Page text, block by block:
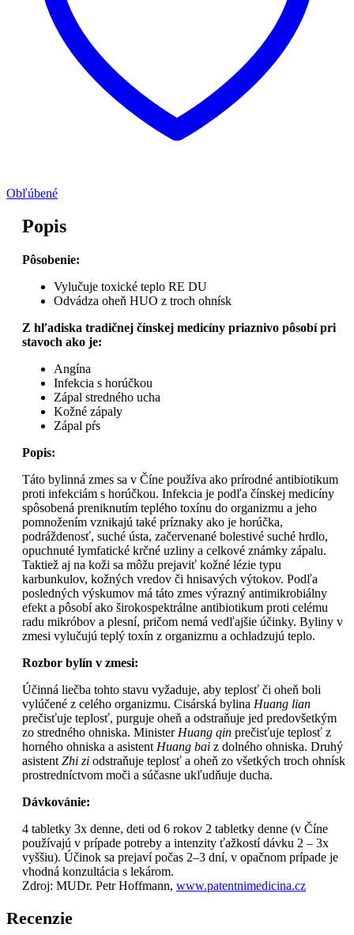
Obľúbené
Popis
Pôsobenie:
Vylučuje toxické teplo RE DU
Odvádza oheň HUO z troch ohnísk
Z hľadiska tradičnej čínskej medicíny priaznivo pôsobí pri
stavoch ako je:
Angína
Infekcia s horúčkou
Zápal stredného ucha
Kožné zápaly
Zápal pŕs
Popis:
Táto bylinná zmes sa v Číne používa ako prírodné antibiotikum
proti infekciám s horúčkou. Infekcia je podľa čínskej medicíny
spôsobená preniknutím teplého toxínu do organizmu a jeho
pomnožením vznikajú také príznaky ako je horúčka,
podráždenosť, suché ústa, začervenané bolestivé suché hrdlo,
opuchnuté lymfatické krčné uzliny a celkové známky zápalu.
Taktiež aj na koži sa môžu prejaviť kožné lézie typu
karbunkulov, kožných vredov či hnisavých výtokov. Podľa
posledných výskumov má táto zmes výrazný antimikrobiálny
efekt a pôsobí ako širokospektrálne antibiotikum proti celému
radu mikróbov a plesní, pričom nemá vedľajšie účinky. Byliny v
zmesi vylučujú teplý toxín z organizmu a ochladzujú teplo.
Rozbor bylín v zmesi:
Účinná liečba tohto stavu vyžaduje, aby teplosť či oheň boli
vylúčené z celého organizmu. Cisárská bylina Huang lian
prečisťuje teplosť, purguje oheň a odstraňuje jed predovšetkým
zo stredného ohniska. Minister Huang qin prečisťuje teplosť z
horného ohniska a asistent Huang bai z dolného ohniska. Druhý
asistent Zhi zi odstraňuje teplosť a oheň zo všetkých troch ohnísk
prostredníctvom moči a súčasne ukľudňuje ducha.
Dávkovánie:
4 tabletky 3x denne, deti od 6 rokov 2 tabletky denne (v Číne
používajú v prípade potreby a intenzity ťažkostí dávku 2 – 3x
vyššiu). Účinok sa prejaví počas 2–3 dní, v opačnom prípade je
vhodná konzultácia s lekárom.
Zdroj: MUDr. Petr Hoffmann, www.patentnimedicina.cz
Recenzie